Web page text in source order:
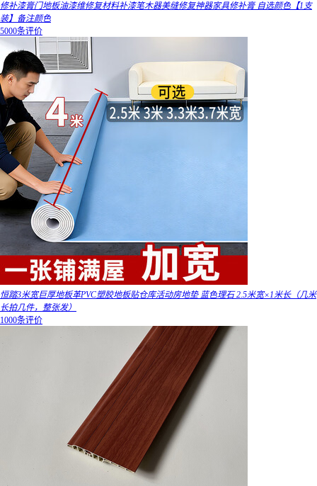
修补漆膏门地板油漆维修复材料补漆笔木器美缝修复神器家具修补膏 自选颜色【1支
装】备注颜色
5000条评价
恒踏3米宽巨厚地板革PVC塑胶地板贴仓库活动房地垫 蓝色理石 2.5米宽×1米长（几米
长拍几件，整张发）
1000条评价